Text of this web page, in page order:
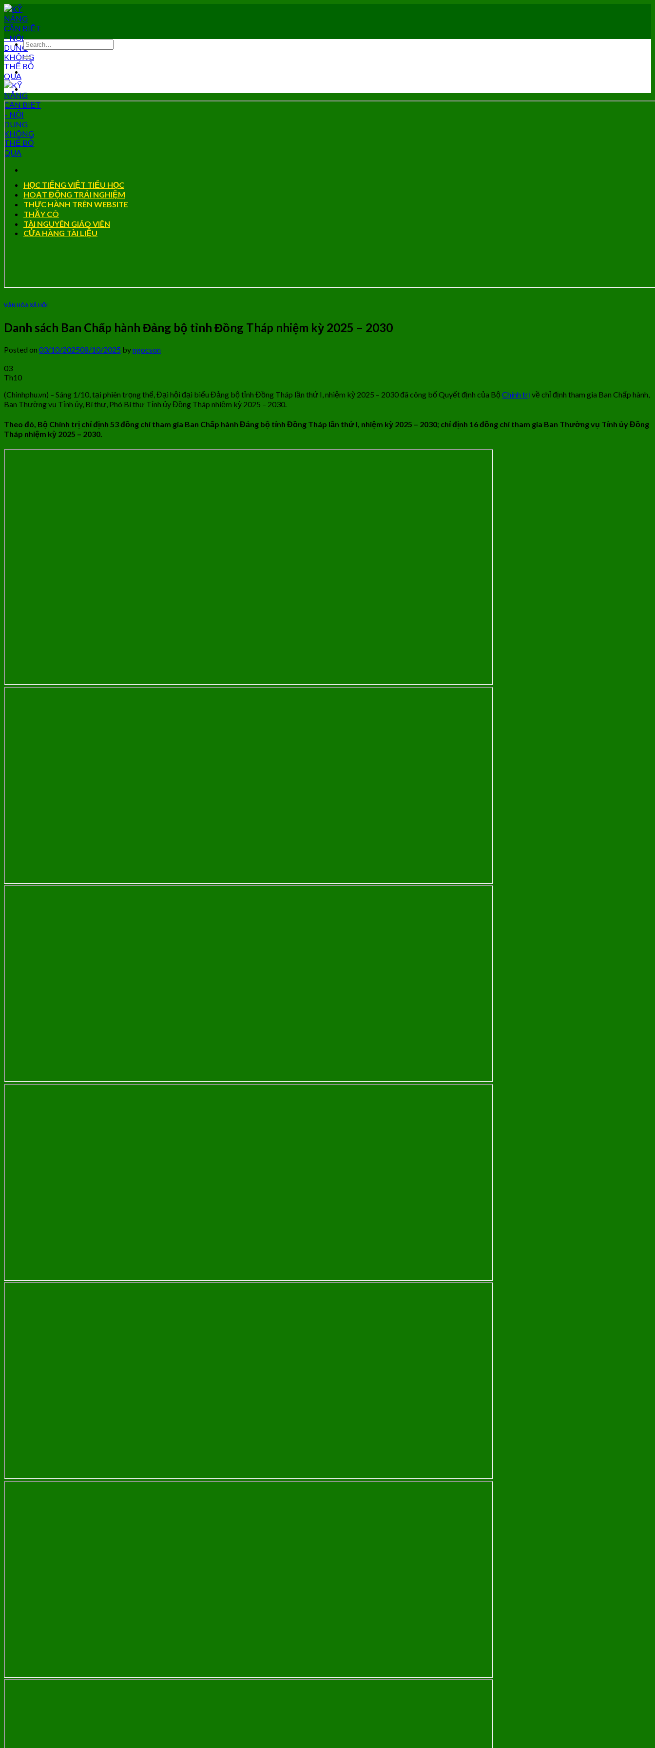
Skip
to
content
HỌC TIẾNG VIỆT TIỂU HỌC
HOẠT ĐỘNG TRẢI NGHIỆM
THỰC HÀNH TRÊN WEBSITE
THẦY CÔ
TÀI NGUYÊN GIÁO VIÊN
CỬA HÀNG TÀI LIỆU
VĂN HÓA XÃ HỘI
Danh sách Ban Chấp hành Đảng bộ tỉnh Đồng Tháp nhiệm kỳ 2025 – 2030
Posted on 03/10/202508/10/2025 byngocson
03
Th10
(Chinhphu.vn) – Sáng 1/10, tại phiên trọng thể, Đại hội đại biểu Đảng bộ tỉnh Đồng Tháp lần thứ I, nhiệm kỳ 2025 – 2030 đã công bố Quyết định của BộChính trị về chỉ định tham gia Ban Chấp hành,
Ban Thường vụ Tỉnh ủy, Bí thư, Phó Bí thư Tỉnh ủy Đồng Tháp nhiệm kỳ 2025 – 2030.
Theo đó, Bộ Chính trị chỉ định 53 đồng chí tham gia Ban Chấp hành Đảng bộ tỉnh Đồng Tháp lần thứ I, nhiệm kỳ 2025 – 2030; chỉ định 16 đồng chí tham gia Ban Thường vụ Tỉnh ủy Đồng
Tháp nhiệm kỳ 2025 – 2030.